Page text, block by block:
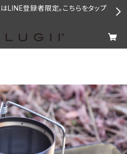
LINE登録者限定。こちらをタップ